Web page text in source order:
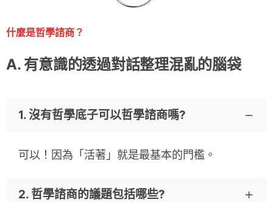
什麼是哲學諮商？
A. 有意識的透過對話整理混亂的腦袋
1. 沒有哲學底子可以哲學諮商嗎?
可以！因為「活著」就是最基本的門檻。
2. 哲學諮商的議題包括哪些?